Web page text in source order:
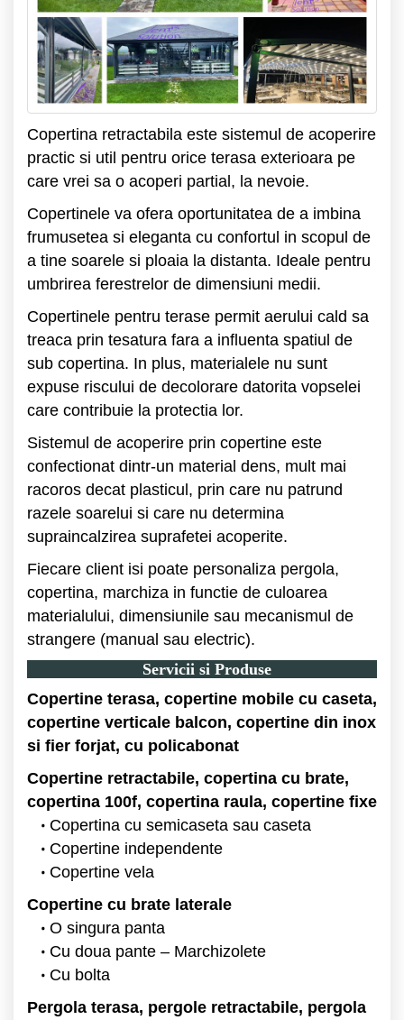
Copertina retractabila este sistemul de acoperire
practic si util pentru orice terasa exterioara pe
care vrei sa o acoperi partial, la nevoie.
Copertinele va ofera oportunitatea de a imbina
frumusetea si eleganta cu confortul in scopul de
a tine soarele si ploaia la distanta. Ideale pentru
umbrirea ferestrelor de dimensiuni medii.
Copertinele pentru terase permit aerului cald sa
treaca prin tesatura fara a influenta spatiul de
sub copertina. In plus, materialele nu sunt
expuse riscului de decolorare datorita vopselei
care contribuie la protectia lor.
Sistemul de acoperire prin copertine este
confectionat dintr-un material dens, mult mai
racoros decat plasticul, prin care nu patrund
razele soarelui si care nu determina
supraincalzirea suprafetei acoperite.
Fiecare client isi poate personaliza pergola,
copertina, marchiza in functie de culoarea
materialului, dimensiunile sau mecanismul de
strangere (manual sau electric).
Servicii si Produse
Copertine terasa, copertine mobile cu caseta,
copertine verticale balcon, copertine din inox
si fier forjat, cu policabonat
Copertine retractabile, copertina cu brate,
copertina 100f, copertina raula, copertine fixe
Copertina cu semicaseta sau caseta
Copertine independente
Copertine vela
Copertine cu brate laterale
O singura panta
Cu doua pante – Marchizolete
Cu bolta
Pergola terasa, pergole retractabile, pergola